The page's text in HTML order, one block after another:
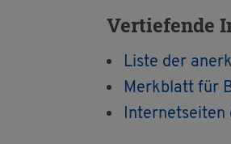
Ver­tie­fen­de
Liste der
Merk­blatt für
In­ter­net­sei­ten